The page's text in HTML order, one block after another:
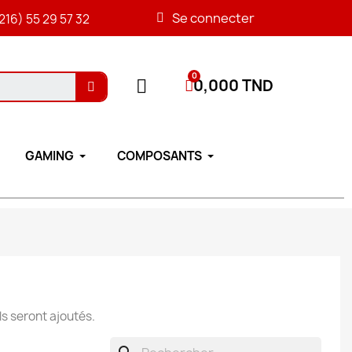
55 29 57 32 Se connecter
0,000 TND
GAMING COMPOSANTS
seront ajoutés.